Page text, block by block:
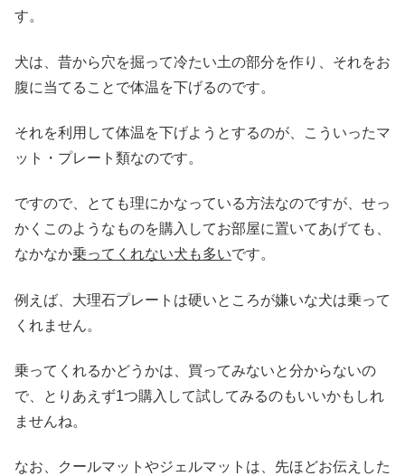
す。
犬は、昔から穴を掘って冷たい土の部分を作り、それをお
腹に当てることで体温を下げるのです。
それを利用して体温を下げようとするのが、こういったマ
ット・プレート類なのです。
ですので、とても理にかなっている方法なのですが、せっ
かくこのようなものを購入してお部屋に置いてあげても、
なかなか乗ってくれない犬も多いです。
例えば、大理石プレートは硬いところが嫌いな犬は乗って
くれません。
乗ってくれるかどうかは、買ってみないと分からないの
で、とりあえず1つ購入して試してみるのもいいかもしれ
ませんね。
なお、クールマットやジェルマットは、先ほどお伝えした